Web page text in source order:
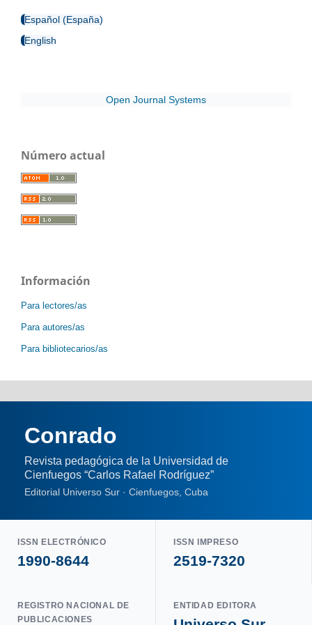
Español (España)
English
Open Journal Systems
Número actual
Información
Para lectores/as
Para autores/as
Para bibliotecarios/as
Conrado
Revista pedagógica de la Universidad de
Cienfuegos “Carlos Rafael Rodríguez”
Editorial Universo Sur · Cienfuegos, Cuba
ISSN ELECTRÓNICO
1990-8644
ISSN IMPRESO
2519-7320
REGISTRO NACIONAL DE
PUBLICACIONES
ENTIDAD EDITORA